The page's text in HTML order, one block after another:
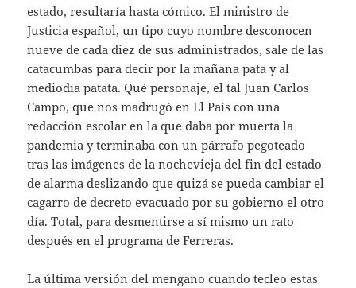
estado, resultaría hasta cómico. El ministro de
Justicia español, un tipo cuyo nombre desconocen
nueve de cada diez de sus administrados, sale de las
catacumbas para decir por la mañana pata y al
mediodía patata. Qué personaje, el tal Juan Carlos
Campo, que nos madrugó en El País con una
redacción escolar en la que daba por muerta la
pandemia y terminaba con un párrafo pegoteado
tras las imágenes de la nochevieja del fin del estado
de alarma deslizando que quizá se pueda cambiar el
cagarro de decreto evacuado por su gobierno el otro
día. Total, para desmentirse a sí mismo un rato
después en el programa de Ferreras.
La última versión del mengano cuando tecleo estas